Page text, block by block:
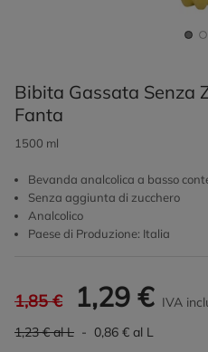
Bibita Gassata Senza
Fanta
1500 ml
Bevanda analcolica a basso
Senza aggiunta di zucchero
Analcolico
Paese di Produzione: Italia
1,85 € 1,29 € IVA
1,23 € al L - 0,86 € al L